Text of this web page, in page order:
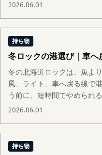
2026.06.01
持ち物
冬ロックの港選び｜車へ
冬の北海道ロックは、魚よ
風、ライト、車へ戻る線で
う前に、短時間でやめられ
2026.06.01
持ち物